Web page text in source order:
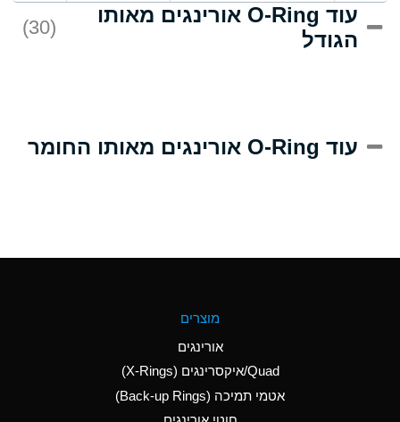
Acrlylonitrile
C
Adipic Acid
(Aqueous)
Aluminum Nitrate
(Aqueous)
Aluminum Phosphate
עוד O-Ring אורינגים מאותו
הגודל
(30)
עוד O-Ring אורינגים מאותו החומר
מוצרים
אורינגים
Quad/איקסרינגים (X-Rings)
אטמי תמיכה (Back-up Rings)